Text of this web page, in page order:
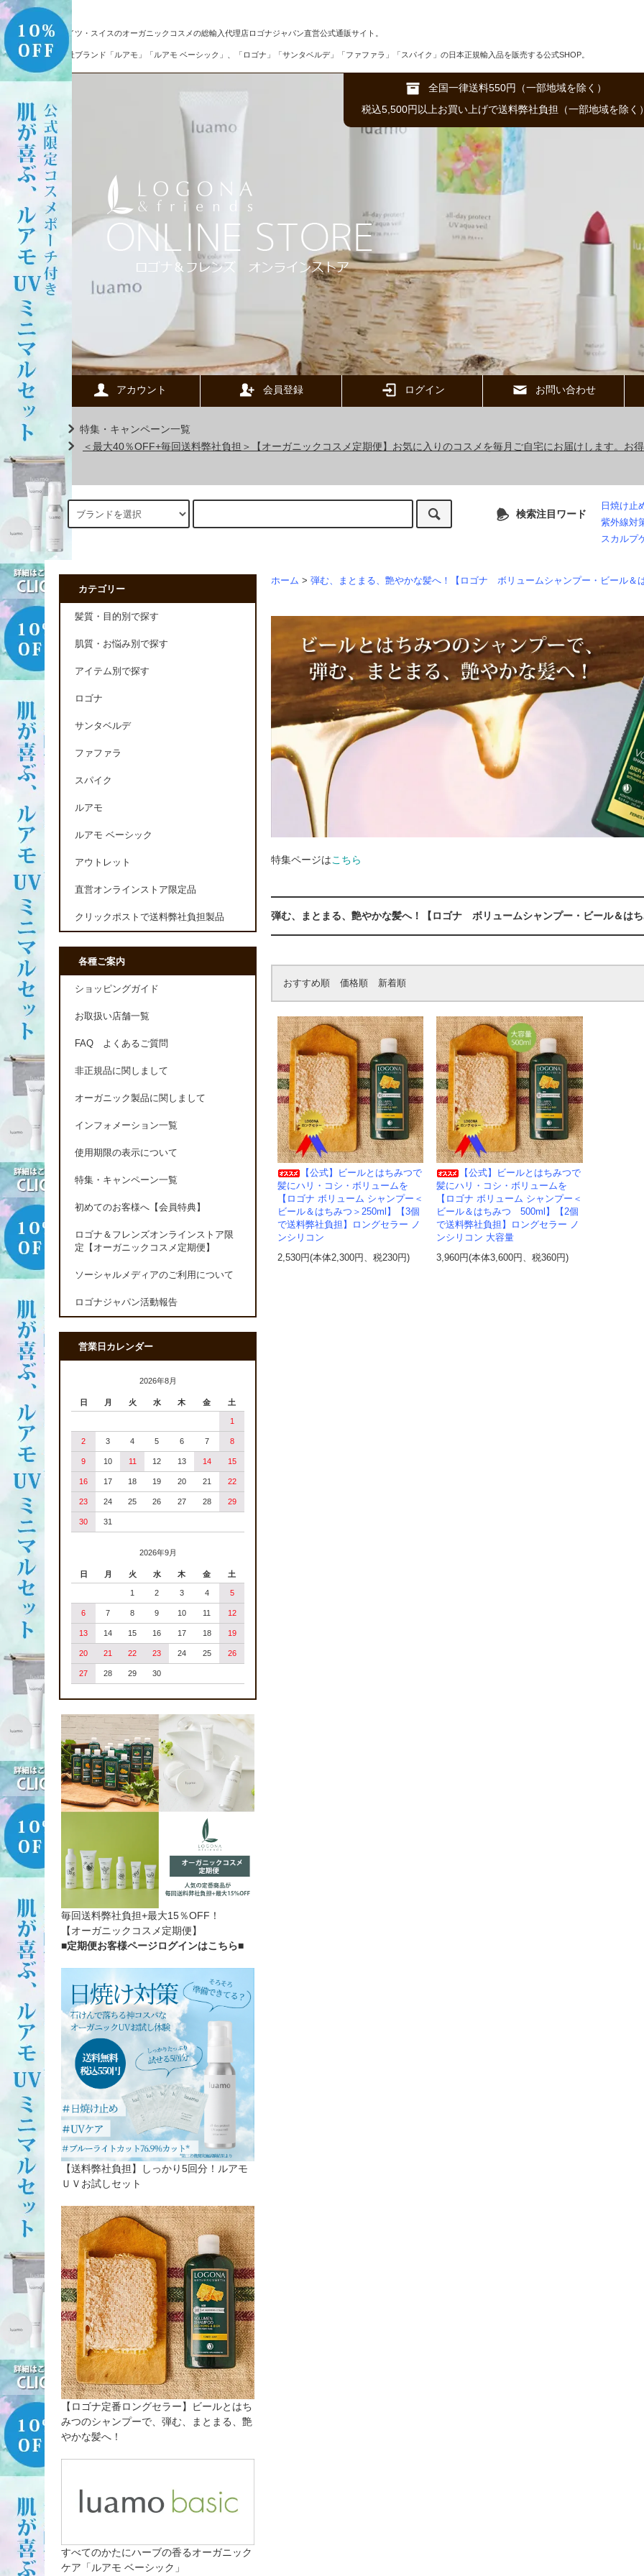
ドイツ・スイスのオーガニックコスメの総輸入代理店ロゴナジャパン直営公式通販サイト。
自社ブランド「ルアモ」「ルアモ ベーシック」、「ロゴナ」「サンタベルデ」「ファファラ」「スパイク」の日本正規輸入品を販売する公式SHOP。
全国一律送料550円（一部地域を除く）
税込5,500円以上お買い上げで送料弊社負担（一部地域を除く
アカウント 会員登録 ログイン お問い合わせ
特集・キャンペーン一覧
＜最大40％OFF+毎回送料弊社負担＞【オーガニックコスメ定期便】お気に入りのコスメを毎月ご自宅にお届けします。
検索注目ワード
日焼け止
紫外線対
スカルプ
ホーム > 弾む、まとまる、艶やかな髪へ！【ロゴナ ボリュームシャンプー・ビール＆
特集ページはこちら
弾む、まとまる、艶やかな髪へ！【ロゴナ ボリュームシャンプー・ビール＆は
おすすめ順 価格順 新着順
【公式】ビールとはちみつで
髪にハリ・コシ・ボリュームを
【ロゴナ ボリューム シャンプー＜
ビール＆はちみつ＞250ml】【3個
で送料弊社負担】ロングセラー ノ
ンシリコン
2,530円(本体2,300円、税230円)
【公式】ビールとはちみつで
髪にハリ・コシ・ボリュームを
【ロゴナ ボリューム シャンプー＜
ビール＆はちみつ 500ml】【2個
で送料弊社負担】ロングセラー ノ
ンシリコン 大容量
3,960円(本体3,600円、税360円)
カテゴリー
髪質・目的別で探す
肌質・お悩み別で探す
アイテム別で探す
ロゴナ
サンタベルデ
ファファラ
スパイク
ルアモ
ルアモ ベーシック
アウトレット
直営オンラインストア限定品
クリックポストで送料弊社負担製品
各種ご案内
ショッピングガイド
お取扱い店舗一覧
FAQ よくあるご質問
非正規品に関しまして
オーガニック製品に関しまして
インフォメーション一覧
使用期限の表示について
特集・キャンペーン一覧
初めてのお客様へ【会員特典】
ロゴナ＆フレンズオンラインストア限
定【オーガニックコスメ定期便】
ソーシャルメディアのご利用について
ロゴナジャパン活動報告
営業日カレンダー
2026年8月
日 月 火 水 木 金 土
1
2 3 4 5 6 7 8
9 10 11 12 13 14 15
16 17 18 19 20 21 22
23 24 25 26 27 28 29
30 31
2026年9月
日 月 火 水 木 金 土
1 2 3 4 5
6 7 8 9 10 11 12
13 14 15 16 17 18 19
20 21 22 23 24 25 26
27 28 29 30
毎回送料弊社負担+最大15％OFF！
【オーガニックコスメ定期便】
■定期便お客様ページログインはこちら■
【送料弊社負担】しっかり5回分！ルアモ
ＵＶお試しセット
【ロゴナ定番ロングセラー】ビールとはち
みつのシャンプーで、弾む、まとまる、艶
やかな髪へ！
すべてのかたにハーブの香るオーガニック
ケア「ルアモ ベーシック」